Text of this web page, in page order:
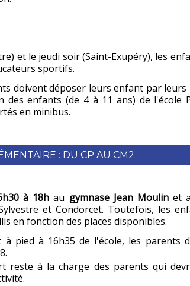
et le jeudi soir (Saint-Exupéry), les
sportifs.
doivent déposer leurs enfant par
des enfants (de 4 à 11 ans) de l'école
en minibus.
: DU CP AU CM2
à 18hau gymnase Jean Moulinet
et Condorcet. Toutefois, les
en fonction des places disponibles.
à pied à 16h35 de l'école, les parents
reste à la charge des parents qui